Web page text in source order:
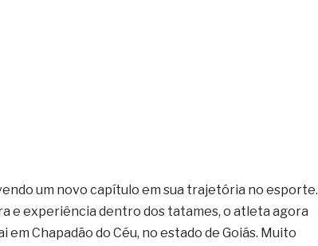
um novo capítulo em sua trajetória no esporte.
e experiência dentro dos tatames, o atleta agora
Chapadão do Céu, no estado de Goiás. Muito